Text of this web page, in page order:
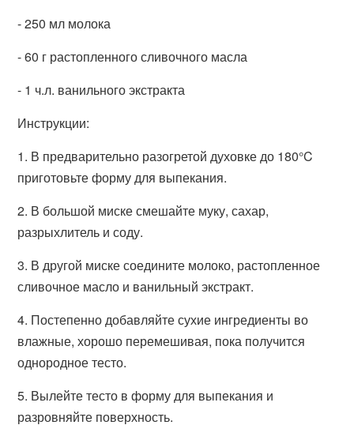
- 250 мл молока
- 60 г растопленного сливочного масла
- 1 ч.л. ванильного экстракта
Инструкции:
1. В предварительно разогретой духовке до 180°C
приготовьте форму для выпекания.
2. В большой миске смешайте муку, сахар,
разрыхлитель и соду.
3. В другой миске соедините молоко, растопленное
сливочное масло и ванильный экстракт.
4. Постепенно добавляйте сухие ингредиенты во
влажные, хорошо перемешивая, пока получится
однородное тесто.
5. Вылейте тесто в форму для выпекания и
разровняйте поверхность.